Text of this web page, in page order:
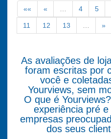
«« « 4 5
11 12 13 »
As avaliações de
foram escritas por
você e
Yourviews, sem
O que é
experiência pré
empresas
dos seus